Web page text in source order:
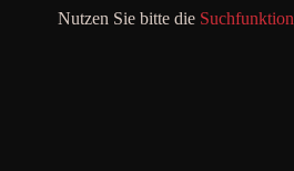
Nutzen Sie bitte die Suchfunktion